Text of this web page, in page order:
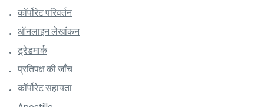
कॉर्पोरेट परिवर्तन
ऑनलाइन लेखांकन
ट्रेडमार्क
प्रतिपक्ष की जाँच
कॉर्पोरेट सहायता